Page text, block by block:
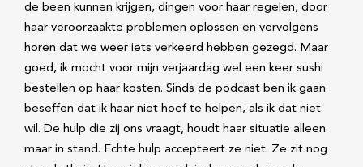
de been kunnen krijgen, dingen voor haar regelen, door
haar veroorzaakte problemen oplossen en vervolgens
horen dat we weer iets verkeerd hebben gezegd. Maar
goed, ik mocht voor mijn verjaardag wel een keer sushi
bestellen op haar kosten. Sinds de podcast ben ik gaan
beseffen dat ik haar niet hoef te helpen, als ik dat niet
wil. De hulp die zij ons vraagt, houdt haar situatie alleen
maar in stand. Echte hulp accepteert ze niet. Ze zit nog